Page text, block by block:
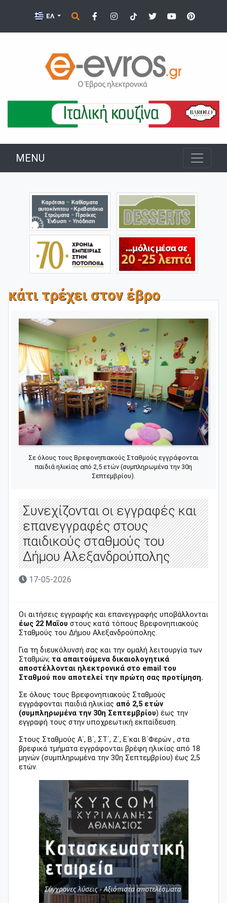
ΕΛ
MENU
κάτι τρέχει στον έβρο
Σε όλους τους Βρεφονηπιακούς Σταθμούς εγγράφονται
παιδιά ηλικίας από 2,5 ετών (συμπληρωμένα την 30η
Σεπτεμβρίου).
Συνεχίζονται οι εγγραφές και
επανεγγραφές στους
παιδικούς σταθμούς του
Δήμου Αλεξανδρούπολης
17-05-2026
Οι αιτήσεις εγγραφής και επανεγγραφής υποβάλλονται
έως 22 Μαΐου στους κατά τόπους Βρεφονηπιακούς
Σταθμούς του Δήμου Αλεξανδρούπολης.
Για τη διευκόλυνσή σας και την ομαλή λειτουργία των
Σταθμών, τα απαιτούμενα δικαιολογητικά
αποστέλλονται ηλεκτρονικά στο email του
Σταθμού που αποτελεί την πρώτη σας προτίμηση.
Σε όλους τους Βρεφονηπιακούς Σταθμούς
εγγράφονται παιδιά ηλικίας από 2,5 ετών
(συμπληρωμένα την 30η Σεπτεμβρίου) έως την
εγγραφή τους στην υποχρεωτική εκπαίδευση.
Στους Σταθμούς Α΄, Β΄, ΣΤ΄, Ζ΄, Ε΄και Β΄Φερών , στα
βρεφικά τμήματα εγγράφονται βρέφη ηλικίας από 18
μηνών (συμπληρωμένα την 30η Σεπτεμβρίου) έως 2,5
ετών.